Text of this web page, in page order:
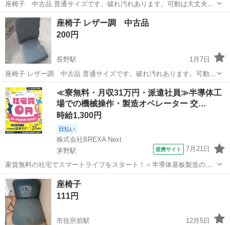
座椅子 中古品 普通サイズです。破れ汚れあります。可動は大丈夫で
す。 長野市稲葉·若里辺りでの引き渡しを希望します。
長野 長野市 長野駅 椅子 辺り
座椅子 レザー調 中古品
200円
長野駅
1月7日
座椅子 レザー調 中古品 普通サイズです。破れ汚れあります。可動は
大丈夫です。 長野市稲葉·若里辺りでの引き渡しを希望します。 ...
長野 長野市 長野駅 椅子 レザー
≪寮無料・月収31万円・派遣社員≫半導体工
場での機械操作・製造オペレーター 交…
時給1,300円
日払い
株式会社BREXA Next
茅野駅
提携サイト 7月21日
家賃無料の社宅でスマートライフをスタート！＜半導体基板製造の機
械操作・検査＞ランチ代もかからないオトクな職場◎／稼ぎもしっか
り！月収例31万円／長野県茅野市 半導体基板の製造・検査 クリーンル
ーム内で、半導体基板の製造や検...
長野 茅野市 茅野駅
座椅子
111円
市役所前駅
12月5日